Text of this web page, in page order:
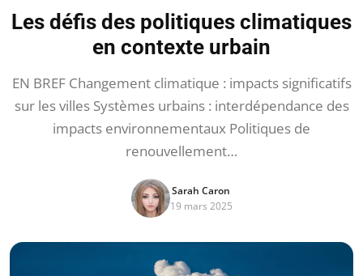
Les défis des politiques climatiques
en contexte urbain
EN BREF Changement climatique : impacts significatifs
sur les villes Systèmes urbains : interdépendance des
impacts environnementaux Politiques de
renouvellement…
Sarah Caron
19 mars 2025